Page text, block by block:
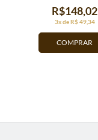
COMPRAR
3x de R$ 49,34
R$148,02